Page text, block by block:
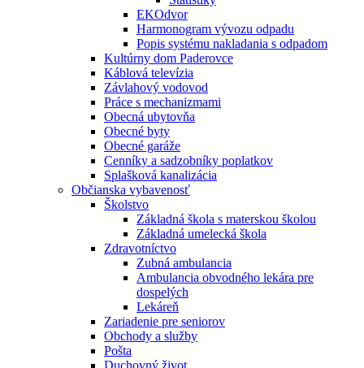
EKOdvor
Harmonogram vývozu odpadu
Popis systému nakladania s odpadom
Kultúrny dom Paderovce
Káblová televízia
Závlahový vodovod
Práce s mechanizmami
Obecná ubytovňa
Obecné byty
Obecné garáže
Cenníky a sadzobníky poplatkov
Splašková kanalizácia
Občianska vybavenosť
Školstvo
Základná škola s materskou školou
Základná umelecká škola
Zdravotníctvo
Zubná ambulancia
Ambulancia obvodného lekára pre
dospelých
Lekáreň
Zariadenie pre seniorov
Obchody a služby
Pošta
Duchovný život